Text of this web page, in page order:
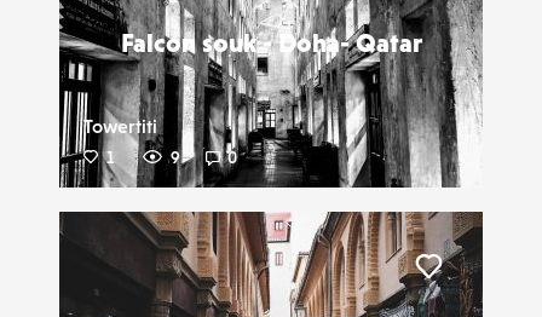
Falcon souk - Doha- Qatar
Towertiti
1 9 0
Liker